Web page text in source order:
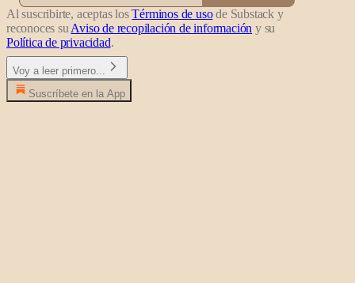
Al suscribirte, aceptas losTérminos de usode Substack y
reconoces suAviso de recopilación de información y su
Política de privacidad.
Voy a leer primero...
Suscríbete en la App